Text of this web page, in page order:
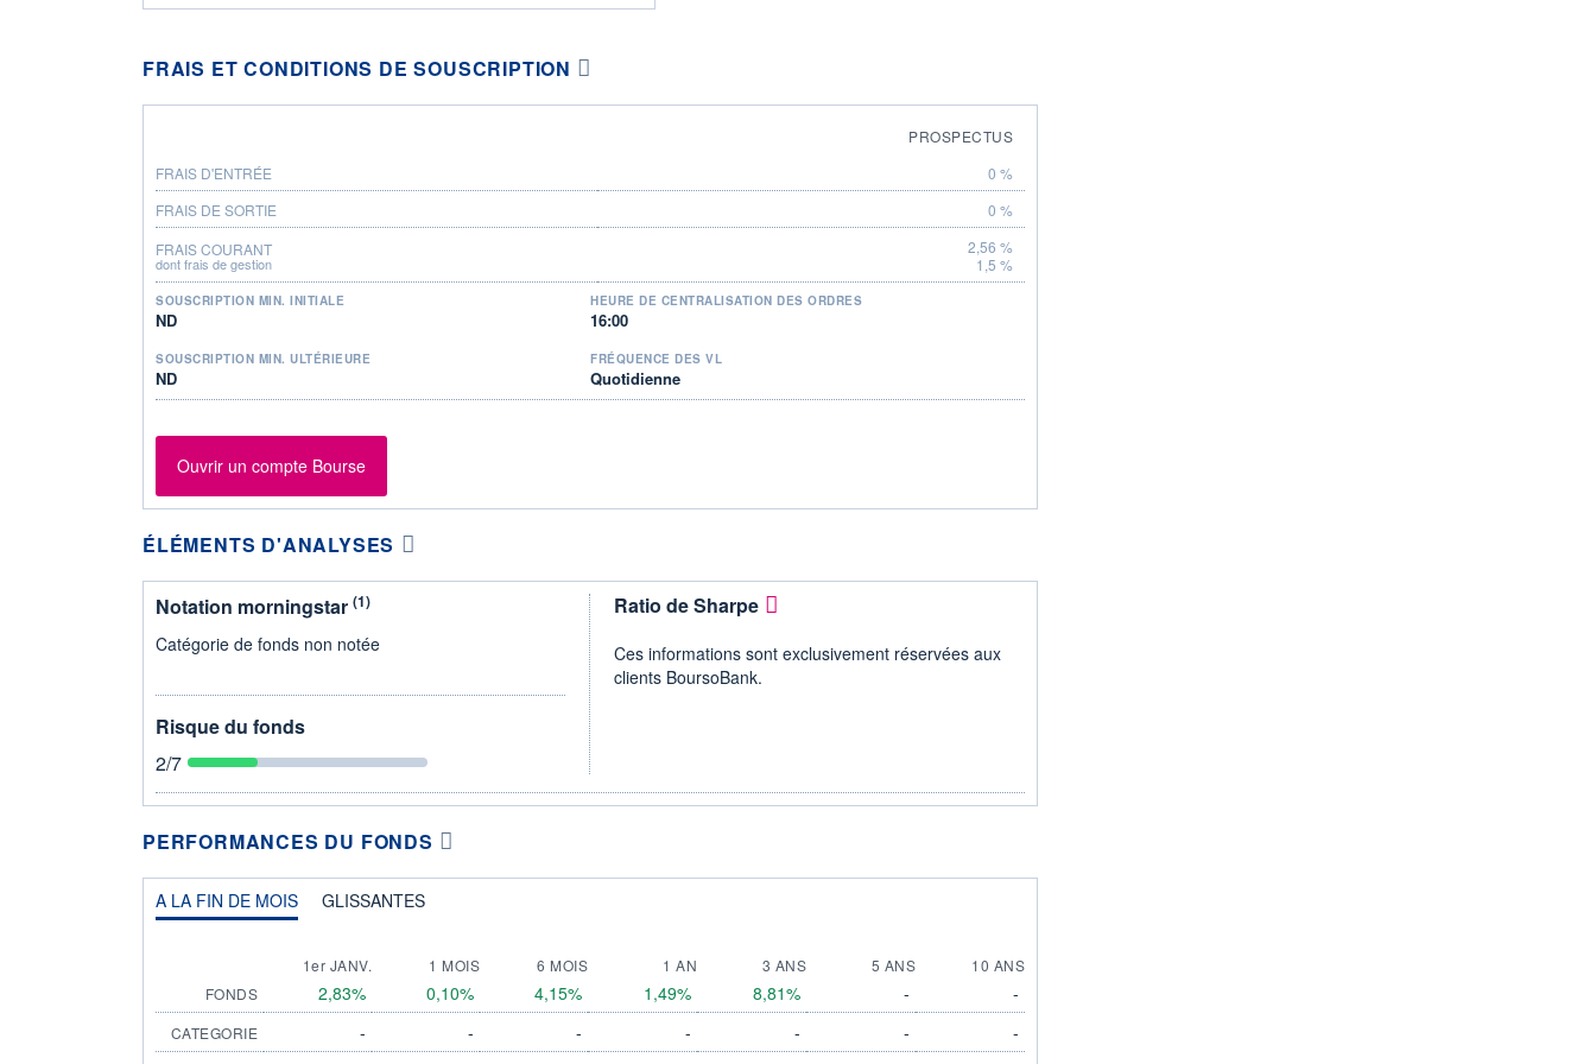
FRAIS ET CONDITIONS DE SOUSCRIPTION
PROSPECTUS
FRAIS D'ENTRÉE
0 %
FRAIS DE SORTIE
0 %
FRAIS COURANT
dont frais de gestion
2,56 %
1,5 %
SOUSCRIPTION MIN. INITIALE
ND
HEURE DE CENTRALISATION DES ORDRES
16:00
SOUSCRIPTION MIN. ULTÉRIEURE
ND
FRÉQUENCE DES VL
Quotidienne
Ouvrir un compte Bourse
ÉLÉMENTS D'ANALYSES
Notation morningstar (1)
Catégorie de fonds non notée
Risque du fonds
2/7
Ratio de Sharpe
Ces informations sont exclusivement réservées aux
clients BoursoBank.
PERFORMANCES DU FONDS
A LA FIN DE MOIS GLISSANTES
1er JANV. 1 MOIS 6 MOIS 1 AN 3 ANS 5 ANS
10 ANS
FONDS
2,83% 0,10% 4,15% 1,49% 8,81% - -
CATEGORIE - - - - - - -